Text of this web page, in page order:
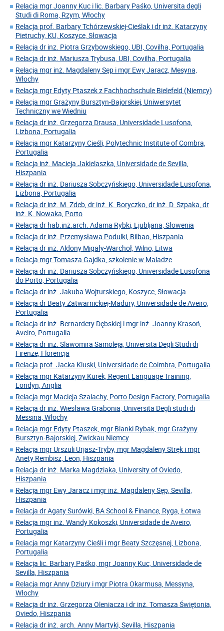
Relacja mgr Joanny Kuc i lic. Barbary Paśko, Universita degli
Studi di Roma, Rzym, Włochy
Relacja prof. Barbary Tchórzewskiej-Cieślak i dr inż. Katarzyny
Pietruchy, KU, Koszyce, Słowacja
Relacja dr inz. Piotra Grzybowskiego, UBI, Covilha, Portugalia
Relacja dr inż. Mariusza Trybusa, UBI, Covilha, Portugalia
Relacja mgr inż. Magdaleny Sęp i mgr Ewy Jaracz, Mesyna,
Włochy
Relacja mgr Edyty Ptaszek z Fachhochschule Bielefeld (Niemcy)
Relacja mgr Grażyny Bursztyn-Bajorskiej, Uniwersytet
Techniczny we Wiedniu
Relacja dr inż. Grzegorza Drausa, Universidade Lusofona,
Lizbona, Portugalia
Relacja mgr Katarzyny Cieśli, Polytechnic Institute of Combra,
Portugalia
Relacja inż. Macieja Jakielaszka, Universidade de Sevilla,
Hiszpania
Relacja dr inż. Dariusza Sobczyńskiego, Universidade Lusofona,
Lizbona, Portugalia
Relacja dr inż. M. Zdeb, dr inż. K. Boryczko, dr inż. D. Szpaka, dr
inż. K. Nowaka, Porto
Relacja dr hab.inż.arch. Adama Rybki, Ljubljana, Słowenia
Relacja dr inż. Przemysława Podulki, Bilbao, Hiszpania
Relacja dr inż. Aldony Migały-Warchoł, Wilno, Litwa
Relacja mgr Tomasza Gajdka, szkolenie w Maladze
Relacja dr inż. Dariusza Sobczyńskiego, Universidade Lusofona
do Porto, Portugalia
Relacja dr inż. Jakuba Wojturskiego, Koszyce, Słowacja
Relacja dr Beaty Zatwarnickiej-Madury, Universidade de Aveiro,
Portugalia
Relacja dr inż. Bernardety Dębskiej i mgr inż. Joanny Krasoń,
Aveiro, Portugalia
Relacja dr inż. Slawomira Samoleja, Universita Degli Studi di
Firenze, Florencja
Relacja prof. Jacka Kluski, Universidade de Coimbra, Portugalia
Relacja mgr Katarzyny Kurek, Regent Language Training,
Londyn, Anglia
Relacja mgr Macieja Szalachy, Porto Design Factory, Portugalia
Relacja dr inż. Wiesława Grabonia, Universita Degli studi di
Messina, Włochy
Relacja mgr Edyty Ptaszek, mgr Blanki Rybak, mgr Grażyny
Bursztyn-Bajorskiej, Zwickau Niemcy
Relacja mgr Urszuli Urjasz-Tryby, mgr Magdaleny Stręk i mgr
Anety Rembisz, Leon, Hiszpania
Relacja dr inż. Marka Magdziaka, University of Oviedo,
Hiszpania
Relacja mgr Ewy Jaracz i mgr inż. Magdaleny Sęp, Sevilla,
Hiszpania
Relacja dr Agaty Surówki, BA School & Finance, Ryga, Łotwa
Relacja mgr inż. Wandy Kokoszki, Universidade de Aveiro,
Portugalia
Relacja mgr Katarzyny Cieśli i mgr Beaty Szczęsnej, Lizbona,
Portugalia
Relacja lic. Barbary Paśko, mgr Joanny Kuc, Universidade de
Sevilla, Hiszpania
Relacja mgr Anny Dziury i mgr Piotra Okarmusa, Messyna,
Włochy
Relacja dr inż. Grzegorza Oleniacza i dr inż. Tomasza Świętonia,
Oviedo, Hiszpania
Relacja dr inż. arch. Anny Martyki, Sevilla, Hiszpania